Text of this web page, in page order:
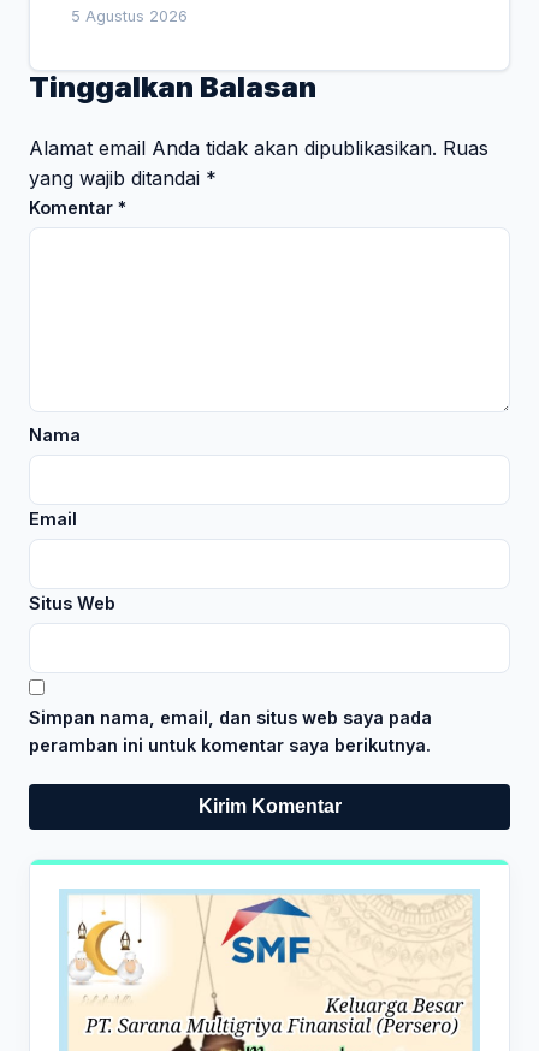
5 Agustus 2026
Tinggalkan Balasan
Alamat email Anda tidak akan dipublikasikan. Ruas
yang wajib ditandai *
Komentar *
Nama
Email
Situs Web
Simpan nama, email, dan situs web saya pada
peramban ini untuk komentar saya berikutnya.